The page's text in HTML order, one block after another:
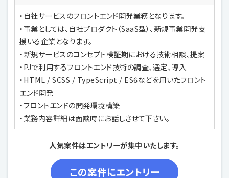
・自社サービスのフロントエンド開発業務となります。
・事業としては、自社プロダクト（SaaS型）、新規事業開発支
援いる企業となります。
・新規サービスのコンセプト検証期における技術相談、提案
・PJで利用するフロントエンド技術の調査、選定、導入
・HTML / SCSS / TypeScript / ES6などを用いたフロント
エンド開発
・フロントエンドの開発環境構築
・業務内容詳細は面談時にお話しさせて下さい。
人気案件はエントリーが集中いたします。